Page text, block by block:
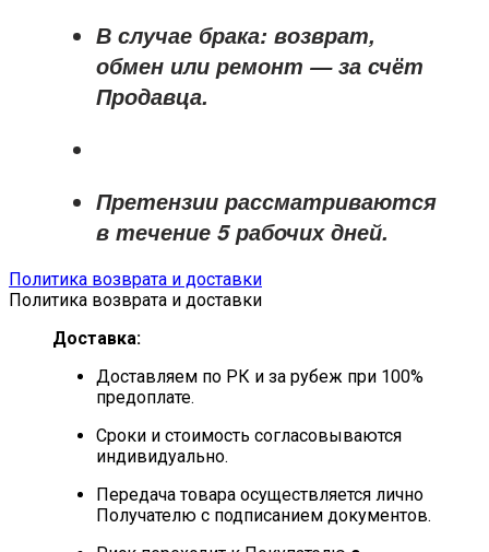
В случае брака: возврат,
обмен или ремонт —за счёт
Продавца.
Претензии рассматриваются
в течение 5 рабочих дней.
Политика возврата и доставки
Политика возврата и доставки
Доставка:
Доставляем по РК и за рубеж при 100%
предоплате.
Сроки и стоимость согласовываются
индивидуально.
Передача товара осуществляется лично
Получателю с подписанием документов.